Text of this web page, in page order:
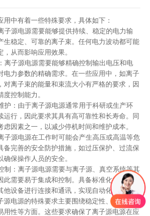
中有着一些特殊要求，具体如下：
源电源需要能够提供持续、稳定的电力输
生稳定、可靠的离子束。任何电力波动都可能
从而影响应用效果。
子源电源需要能够精确控制输出电压和电
电力参数的精确需求。在一些应用中，如离子
对离子束的能量和束流大小有严格的要求，因
控制能力。
：由于离子源电源通常用于科研或生产环
运行，因此要求其具有高可靠性和长寿命。同
虑因素之一，以减少停机时间和维护成本。
源电源在工作时可能会产生高压或高温等危
备完善的安全防护措施，如过压保护、过流保
保操作人员的安全。
：离子源电源需要与离子源、真空系统等其
此需要易于集成和控制。具备标准化的接口和
他设备进行连接和通讯，实现自动化控制。
电源的特殊要求主要围绕稳定性、精确性、
用性等方面。这些要求确保了离子源电源在应